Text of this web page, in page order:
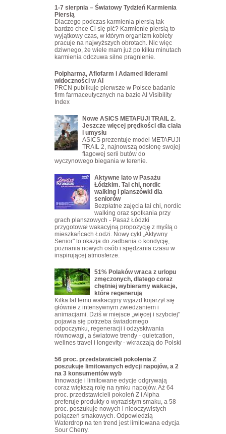
1-7 sierpnia – Światowy Tydzień Karmienia
Piersią
Dlaczego podczas karmienia piersią tak
bardzo chce Ci się pić? Karmienie piersią to
wyjątkowy czas, w którym organizm kobiety
pracuje na najwyższych obrotach. Nic więc
dziwnego, że wiele mam już po kilku minutach
karmienia odczuwa silne pragnienie.
Polpharma, Aflofarm i Adamed liderami
widoczności w AI
PRCN publikuje pierwsze w Polsce badanie
firm farmaceutycznych na bazie AI Visibility
Index
Nowe ASICS METAFUJI TRAIL 2.
Jeszcze więcej prędkości dla ciała
i umysłu
ASICS prezentuje model METAFUJI
TRAIL 2, najnowszą odsłonę swojej
flagowej serii butów do
wyczynowego biegania w terenie.
Aktywne lato w Pasażu
Łódzkim. Tai chi, nordic
walking i planszówki dla
seniorów
Bezpłatne zajęcia tai chi, nordic
walking oraz spotkania przy
grach planszowych - Pasaż Łódzki
przygotował wakacyjną propozycję z myślą o
mieszkańcach Łodzi. Nowy cykl „Aktywny
Senior" to okazja do zadbania o kondycję,
poznania nowych osób i spędzania czasu w
inspirującej atmosferze.
51% Polaków wraca z urlopu
zmęczonych, dlatego coraz
chętniej wybieramy wakacje,
które regenerują
Kilka lat temu wakacyjny wyjazd kojarzył się
głównie z intensywnym zwiedzaniem i
animacjami. Dziś w miejsce „więcej i szybciej"
pojawia się potrzeba świadomego
odpoczynku, regeneracji i odzyskiwania
równowagi, a światowe trendy - quietcation,
wellnes travel i longevity - wkraczają do Polski
56 proc. przedstawicieli pokolenia Z
poszukuje limitowanych edycji napojów, a 2
na 3 konsumentów wyb
Innowacje i limitowane edycje odgrywają
coraz większą rolę na rynku napojów. Aż 64
proc. przedstawicieli pokoleń Z i Alpha
preferuje produkty o wyrazistym smaku, a 58
proc. poszukuje nowych i nieoczywistych
połączeń smakowych. Odpowiedzią
Waterdrop na ten trend jest limitowana edycja
Sour Cherry.